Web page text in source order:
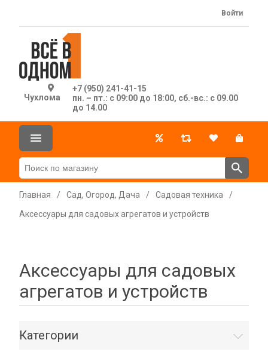
Чухлома
+7 (950) 241-41-15
пн. – пт.: с 09:00 до 18:00, сб.-вс.: с 09.00
до 14.00
Войти
Главная / Сад, Огород, Дача / Садовая техника
/
Аксессуары для садовых агрегатов и устройств
Аксессуары для садовых
агрегатов и устройств
Категории